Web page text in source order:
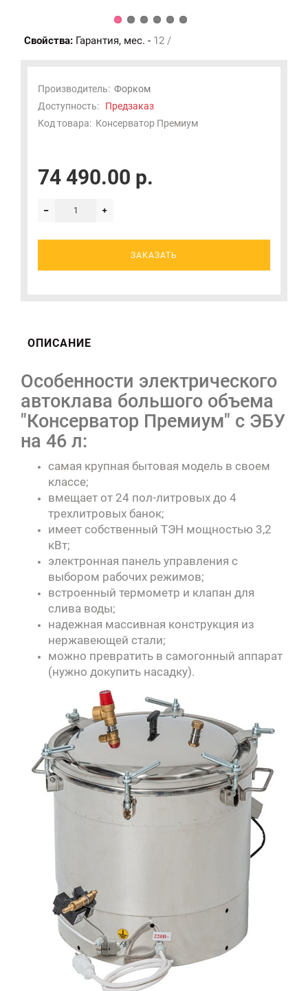
Свойства: Гарантия, мес. - 12 /
Производитель: Форком
Доступность: Предзаказ
Код товара: Консерватор Премиум
74 490.00 р.
ЗАКАЗАТЬ
ОПИСАНИЕ
Особенности электрического
автоклава большого объема
"Консерватор Премиум" с ЭБУ
на 46 л:
самая крупная бытовая модель в своем
классе;
вмещает от 24 пол-литровых до 4
трехлитровых банок;
имеет собственный ТЭН мощностью 3,2
кВт;
электронная панель управления с
выбором рабочих режимов;
встроенный термометр и клапан для
слива воды;
надежная массивная конструкция из
нержавеющей стали;
можно превратить в самогонный аппарат
(нужно докупить насадку).